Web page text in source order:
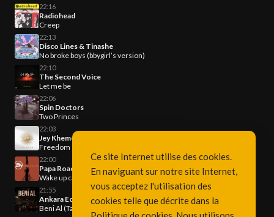
22:16
Radiohead
Creep
22:13
Disco Lines & Tinashe
No broke boys (bbygirl’s version)
22:10
The Second Voice
Let me be
22:06
Spin Doctors
Two Princes
22:03
Jey Khemeya
Freedom
22:00
Papa Roach
Wake up calling
21:55
Ankara Echoes, Kürşad Kahraman
Beni Al (Ta Ki Seni Görene Kadar) (Afro House Remix)
Ce site Internet utilise des cookies.
En naviguant sur notre site Internet,
vous acceptez l'utilisation des
cookies telle que décrite dans la